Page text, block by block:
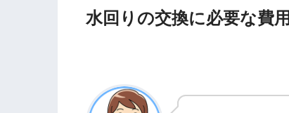
水回りの交換に必要な費用